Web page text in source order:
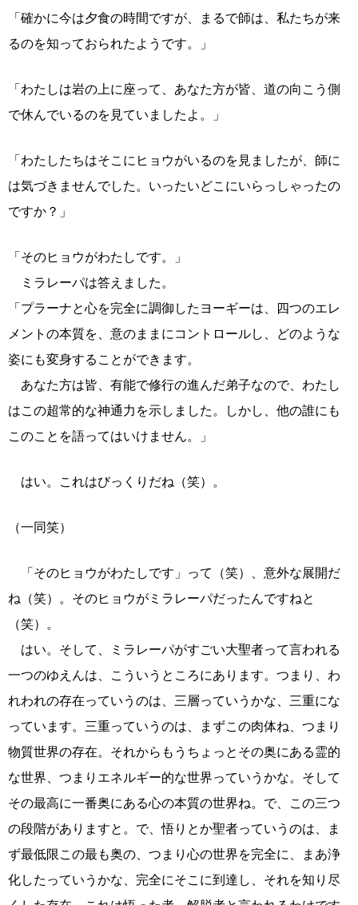
「確かに今は夕食の時間ですが、まるで師は、私たちが来
るのを知っておられたようです。」
「わたしは岩の上に座って、あなた方が皆、道の向こう側
で休んでいるのを見ていましたよ。」
「わたしたちはそこにヒョウがいるのを見ましたが、師に
は気づきませんでした。いったいどこにいらっしゃったの
ですか？」
「そのヒョウがわたしです。」
ミラレーパは答えました。
「プラーナと心を完全に調御したヨーギーは、四つのエレ
メントの本質を、意のままにコントロールし、どのような
姿にも変身することができます。
あなた方は皆、有能で修行の進んだ弟子なので、わたし
はこの超常的な神通力を示しました。しかし、他の誰にも
このことを語ってはいけません。」
はい。これはびっくりだね（笑）。
（一同笑）
「そのヒョウがわたしです」って（笑）、意外な展開だ
ね（笑）。そのヒョウがミラレーパだったんですねと
（笑）。
はい。そして、ミラレーパがすごい大聖者って言われる
一つのゆえんは、こういうところにあります。つまり、わ
れわれの存在っていうのは、三層っていうかな、三重にな
っています。三重っていうのは、まずこの肉体ね、つまり
物質世界の存在。それからもうちょっとその奥にある霊的
な世界、つまりエネルギー的な世界っていうかな。そして
その最高に一番奥にある心の本質の世界ね。で、この三つ
の段階がありますと。で、悟りとか聖者っていうのは、ま
ず最低限この最も奥の、つまり心の世界を完全に、まあ浄
化したっていうかな、完全にそこに到達し、それを知り尽